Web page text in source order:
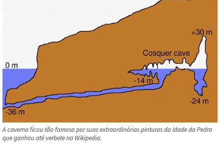
A caverna ficou tão famosa por suas extraordinárias pinturas da Idade da Pedra
que ganhou até verbete na Wikipedia.